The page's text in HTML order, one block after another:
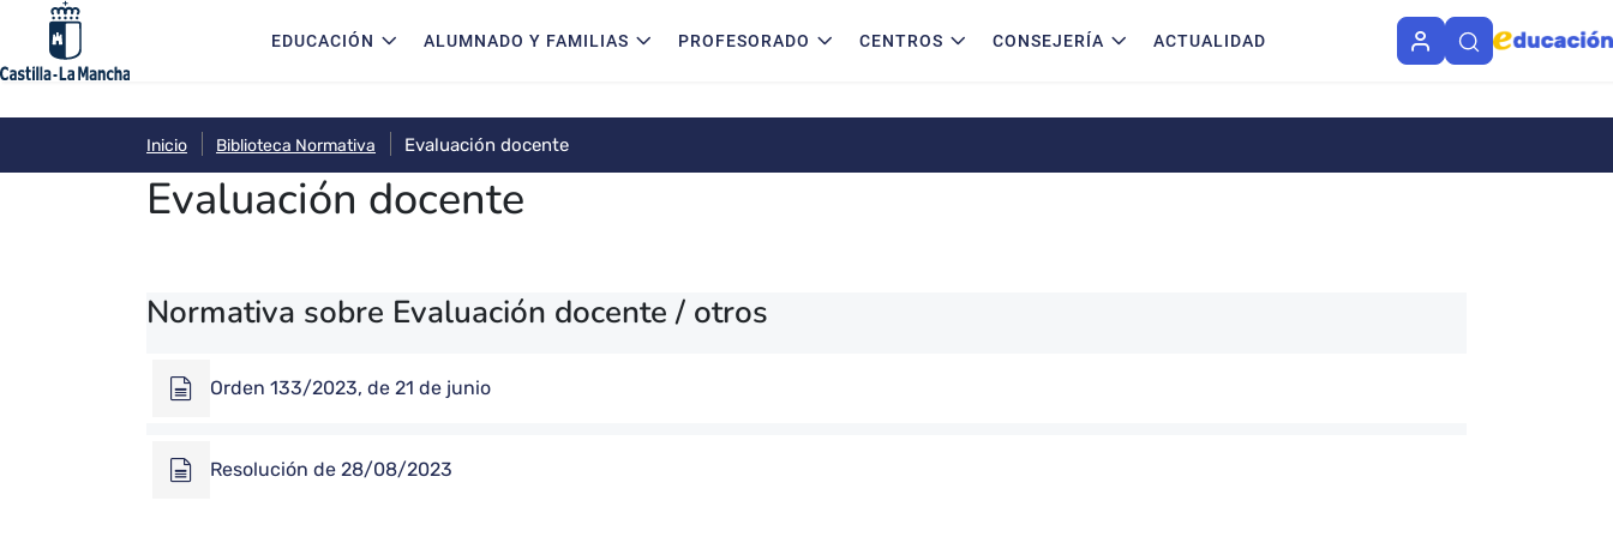
Pasar al contenido principalNavegación principal
EDUCACIÓN ALUMNADO Y FAMILIAS PROFESORADO CENTROS CONSEJERÍA ACTUALIDAD
Inicio Biblioteca Normativa Evaluación docente
Evaluación docente
Normativa sobre Evaluación docente / otros
Orden 133/2023, de 21 de junio
Resolución de 28/08/2023